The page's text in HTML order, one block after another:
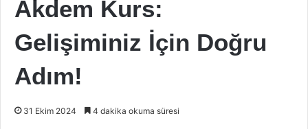
Akdem Kurs:
Gelişiminiz İçin Doğru
Adım!
31 Ekim 2024 4 dakika okuma süresi